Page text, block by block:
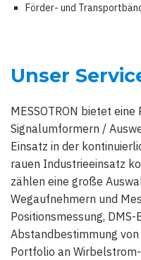
Förder- und
Unser
MESSOTRON bietet eine
Signalumformern /
Einsatz in der
rauen Industrieeinsatz
zählen eine große
Wegaufnehmern und
Positionsmessung,
Abstandbestimmung
Portfolio an